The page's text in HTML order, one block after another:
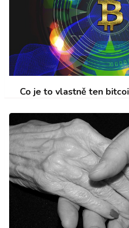
Co je to vlastně ten